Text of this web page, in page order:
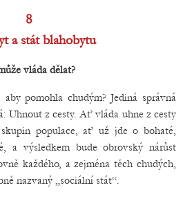
8
a stát blahobytu
vláda dělat?
pomohla chudým? Jediná správná
Uhnout z cesty. Ať vláda uhne z cesty
populace, ať už jde o bohaté,
a výsledkem bude obrovský nárůst
každého, a zejména těch chudých,
nazvaný „sociální stát“.